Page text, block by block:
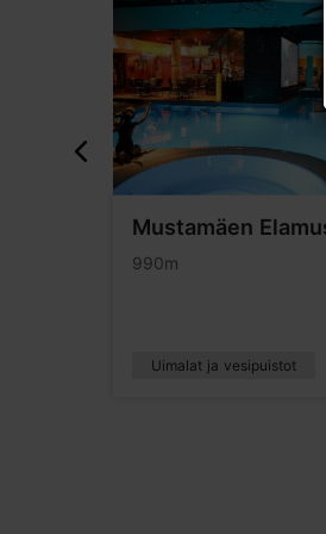
Mustamäen
990m
Uimalat ja vesipuistot